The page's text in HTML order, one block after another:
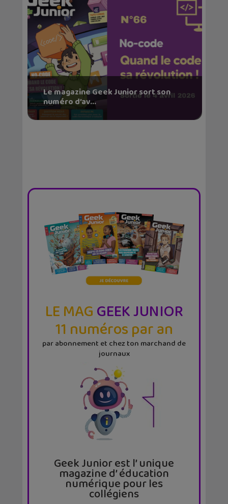
Le magazine Geek Junior sort son
numéro d’av...
LE MAGGEEK JUNIOR
11 numéros par an
par abonnement et chez ton marchand de
journaux
Geek Junior est l’ unique
magazine d’ éducation
numérique pour les
collégiens